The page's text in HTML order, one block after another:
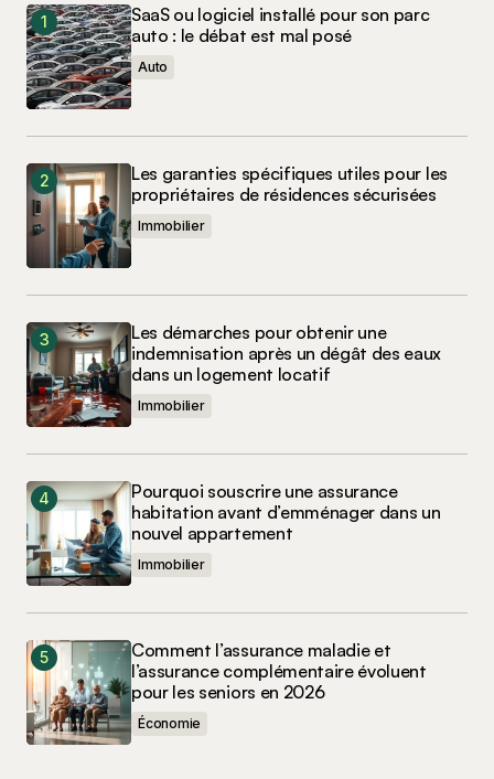
SaaS ou logiciel installé pour son parc
auto : le débat est mal posé
Auto
Les garanties spécifiques utiles pour les
propriétaires de résidences sécurisées
Immobilier
Les démarches pour obtenir une
indemnisation après un dégât des eaux
dans un logement locatif
Immobilier
Pourquoi souscrire une assurance
habitation avant d’emménager dans un
nouvel appartement
Immobilier
Comment l’assurance maladie et
l’assurance complémentaire évoluent
pour les seniors en 2026
Économie